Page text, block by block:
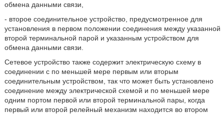
обмена данными связи,
- второе соединительное устройство, предусмотренное для
установления в первом положении соединения между указанной
второй терминальной парой и указанным устройством для
обмена данными связи.
Сетевое устройство также содержит электрическую схему в
соединении с по меньшей мере первым или вторым
соединительным устройством, так что может быть установлено
соединение между электрической схемой и по меньшей мере
одним портом первой или второй терминальной пары, когда
первый или второй релейный механизм находится во втором